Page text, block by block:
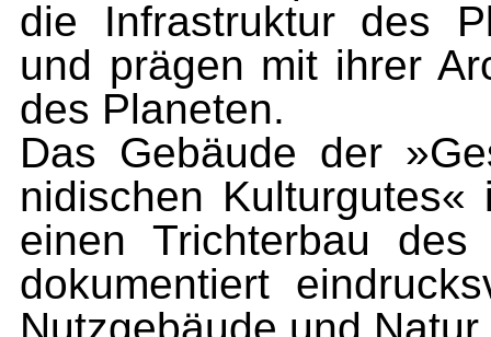
die Infrastruktur des
und prägen mit ihrer
des Planeten.
Das Gebäude der
nidischen
einen Trichterbau
dokumentiert